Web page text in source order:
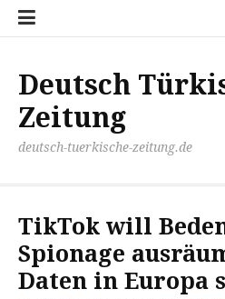
Zum
Inhalt
Deutsch
Zeitung
deutsch-tuerkische-zeitung.de
TikTok will
Spionage
Daten in Europa